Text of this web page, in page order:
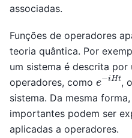
associadas.
Funções de operadores
teoria quântica. Por
um sistema é descrita por
operadores, como
e−iH,
sistema. Da mesma
importantes podem ser
aplicadas a operadores.